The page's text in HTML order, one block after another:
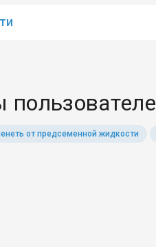
от предсеменной жидкости